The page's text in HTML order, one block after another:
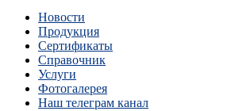
Новости
Продукция
Сертификаты
Справочник
Услуги
Фотогалерея
Наш телеграм канал